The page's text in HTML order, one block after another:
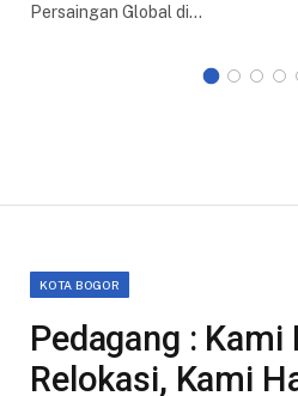
Persaingan Global di…
KOTA BOGOR
Pedagang : Kami
Relokasi, Kami